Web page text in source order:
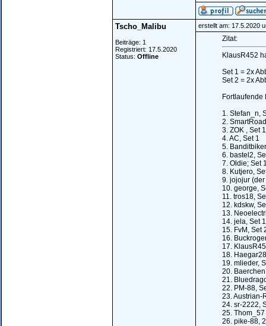
Tscho_Malibu
Beiträge: 1
Registriert: 17.5.2020
Status: Offline
erstellt am: 17.5.2020
Zitat:
KlausR452
Set 1 = 2x
Set 2 = 2x
Fortlaufende
1. Stefan_n,
2.
3. ZOK , Set 1
4. AC, Set 1
5.
6. bastel2,
7. Oldie; Set
8. Kutjero,
9. jojojur (der
10. george,
11. tros18,
12. kdskw,
13.
14. jela, Set 1
15. FvM, Set
16.
17.
18.
19. mlieder,
20.
21.
22. PM-88,
23. Austrian-
24. sr-2222,
25. Thom_57
26. pike-88,